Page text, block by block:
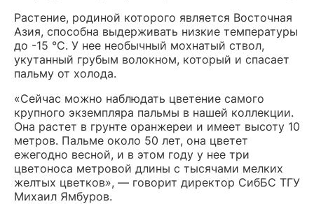
Растение, родиной которого является Восточная
Азия, способна выдерживать низкие температуры
до -15 °C. У нее необычный мохнатый ствол,
укутанный грубым волокном, который и спасает
пальму от холода.
«Сейчас можно наблюдать цветение самого
крупного экземпляра пальмы в нашей коллекции.
Она растет в грунте оранжереи и имеет высоту 10
метров. Пальме около 50 лет, она цветет
ежегодно весной, и в этом году у нее три
цветоноса метровой длины с тысячами мелких
желтых цветков», — говорит директор СибБС ТГУ
Михаил Ямбуров.